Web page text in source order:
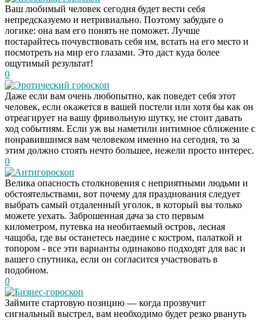
Ваш любимый человек сегодня будет вести себя
непредсказуемо и нетривиально. Поэтому забудьте о
логике: она вам его понять не поможет. Лучше
постарайтесь почувствовать себя им, встать на его место и
посмотреть на мир его глазами. Это даст куда более
ощутимый результат!
0
Эротический гороскоп
Даже если вам очень любопытно, как поведет себя этот
человек, если окажется в вашей постели или хотя бы как он
отреагирует на вашу фривольную шутку, не стоит давать
ход событиям. Если уж вы наметили интимное сближение с
понравившимся вам человеком именно на сегодня, то за
этим должно стоять нечто большее, нежели просто интерес.
0
Антигороскоп
Велика опасность столкновения с неприятными людьми и
обстоятельствами, вот почему для празднования следует
выбрать самый отдаленный уголок, в который вы только
можете уехать. Заброшенная дача за сто первым
километром, путевка на необитаемый остров, лесная
чащоба, где вы останетесь наедине с костром, палаткой и
топором - все эти варианты одинаково подходят для вас и
вашего спутника, если он согласится участвовать в
подобном.
0
Бизнес-гороскоп
Займите стартовую позицию — когда прозвучит
сигнальный выстрел, вам необходимо будет резко рвануть